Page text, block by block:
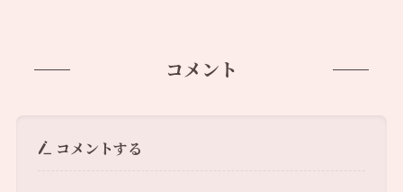
コメント
コメントする